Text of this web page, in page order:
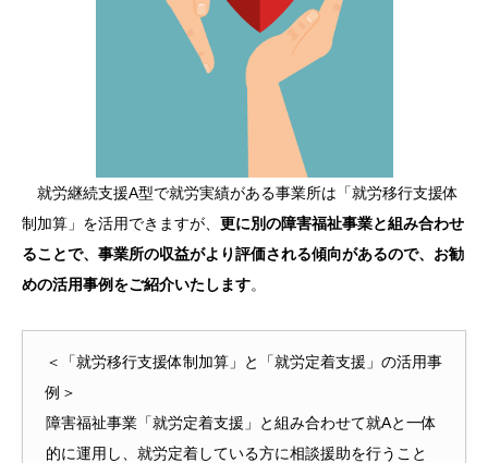
就労継続支援A型で就労実績がある事業所は「就労移行支援体
制加算」を活用できますが、 更に別の障害福祉事業と組み合わせ
ることで、事業所の収益がより評価される傾向があるので、お勧
めの活用事例をご紹介いたします。
＜「就労移行支援体制加算」と「就労定着支援」の活用事
例＞
障害福祉事業「就労定着支援」と組み合わせて就Aと一体
的に運用し、就労定着している方に相談援助を行うこと